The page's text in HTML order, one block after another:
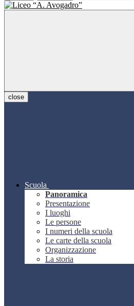
close
Scuola
Panoramica
Presentazione
I luoghi
Le persone
I numeri della scuola
Le carte della scuola
Organizzazione
La storia